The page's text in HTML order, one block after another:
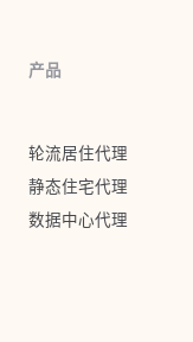
产品
轮流居住代理
静态住宅代理
数据中心代理